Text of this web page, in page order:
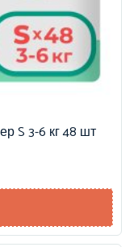
S 3-6 кг 48 шт